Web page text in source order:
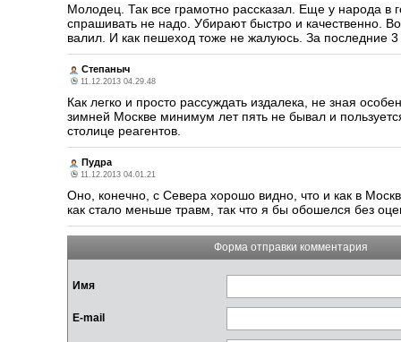
Молодец. Так все грамотно рассказал. Еще у народа в
спрашивать не надо. Убирают быстро и качественно.
валил. И как пешеход тоже не жалуюсь. За последние
Степаныч
11.12.2013 04.29.48
Как легко и просто рассуждать издалека, не зная
зимней Москве минимум лет пять не бывал и
столице реагентов.
Пудра
11.12.2013 04.01.21
Оно, конечно, с Севера хорошо видно, что и как в
как стало меньше травм, так что я бы обошелся без
Форма отправки комментария
Имя
E-mail